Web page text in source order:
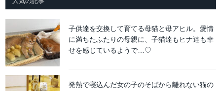
子供達を交換して育てる母猫と母アヒル。愛情
に満ちたふたりの母親に、子猫達もヒナ達も幸
せを感じているようで…♡
発熱で寝込んだ女の子のそばから離れない猫の